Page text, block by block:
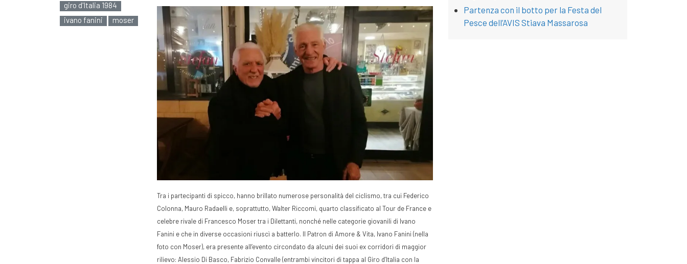
giro d'Italia 1984
ivano fanini
moser
Tra i partecipanti di spicco, hanno brillato numerose personalità del ciclismo, tra cui Federico
Colonna, Mauro Radaelli e, soprattutto, Walter Riccomi, quarto classificato al Tour de France e
celebre rivale di Francesco Moser tra i Dilettanti, nonché nelle categorie giovanili di Ivano
Fanini e che in diverse occasioni riuscì a batterlo. Il Patron di Amore & Vita, Ivano Fanini (nella
foto con Moser), era presente all’evento circondato da alcuni dei suoi ex corridori di maggior
rilievo: Alessio Di Basco, Fabrizio Convalle (entrambi vincitori di tappa al Giro d’Italia con la
Partenza con il botto per la Festa del
Pesce dell’AVIS Stiava Massarosa